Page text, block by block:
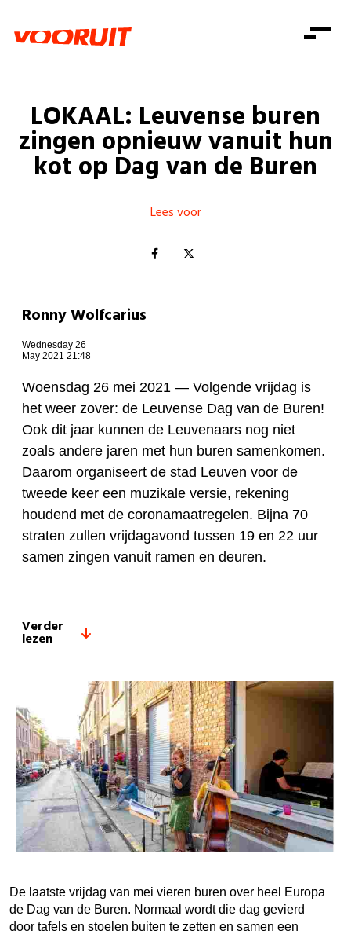
Zorg
Gelijke kansen
Consumentenbescherming
Pensioenen
Onze mensen
Standpunten
Vacatures
Doe mee
Doe mee
Word lid
Mis niets
Shop
Doe mee
LOKAAL: Leuvense buren
zingen opnieuw vanuit hun
kot op Dag van de Buren
Lees voor
Ronny Wolfcarius
Wednesday 26
May 2021 21:48
Woensdag 26 mei 2021 — Volgende vrijdag is
het weer zover: de Leuvense Dag van de Buren!
Ook dit jaar kunnen de Leuvenaars nog niet
zoals andere jaren met hun buren samenkomen.
Daarom organiseert de stad Leuven voor de
tweede keer een muzikale versie, rekening
houdend met de coronamaatregelen. Bijna 70
straten zullen vrijdagavond tussen 19 en 22 uur
samen zingen vanuit ramen en deuren.
Verder
lezen
De laatste vrijdag van mei vieren buren over heel Europa
de Dag van de Buren. Normaal wordt die dag gevierd
door tafels en stoelen buiten te zetten en samen een